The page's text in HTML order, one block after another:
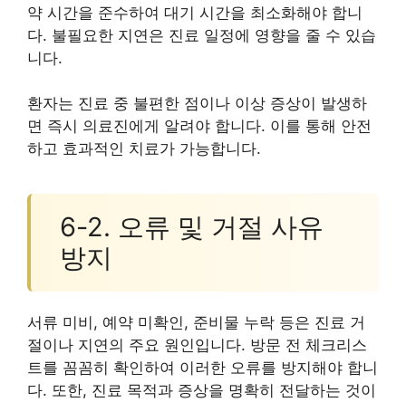
약 시간을 준수하여 대기 시간을 최소화해야 합니
다. 불필요한 지연은 진료 일정에 영향을 줄 수 있습
니다.
환자는 진료 중 불편한 점이나 이상 증상이 발생하
면 즉시 의료진에게 알려야 합니다. 이를 통해 안전
하고 효과적인 치료가 가능합니다.
6-2. 오류 및 거절 사유
방지
서류 미비, 예약 미확인, 준비물 누락 등은 진료 거
절이나 지연의 주요 원인입니다. 방문 전 체크리스
트를 꼼꼼히 확인하여 이러한 오류를 방지해야 합니
다. 또한, 진료 목적과 증상을 명확히 전달하는 것이